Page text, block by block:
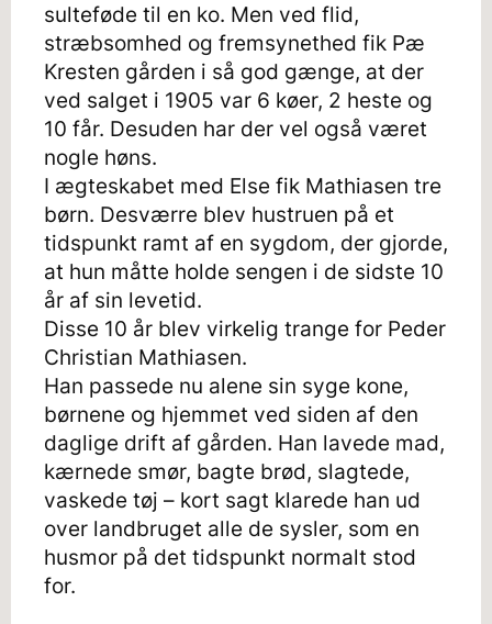
sulteføde til en ko. Men ved flid,
stræbsomhed og fremsynethed fik Pæ
Kresten gården i så god gænge, at der
ved salget i 1905 var 6 køer, 2 heste og
10 får. Desuden har der vel også været
nogle høns.
I ægteskabet med Else fik Mathiasen tre
børn. Desværre blev hustruen på et
tidspunkt ramt af en sygdom, der gjorde,
at hun måtte holde sengen i de sidste 10
år af sin levetid.
Disse 10 år blev virkelig trange for Peder
Christian Mathiasen.
Han passede nu alene sin syge kone,
børnene og hjemmet ved siden af den
daglige drift af gården. Han lavede mad,
kærnede smør, bagte brød, slagtede,
vaskede tøj – kort sagt klarede han ud
over landbruget alle de sysler, som en
husmor på det tidspunkt normalt stod
for.